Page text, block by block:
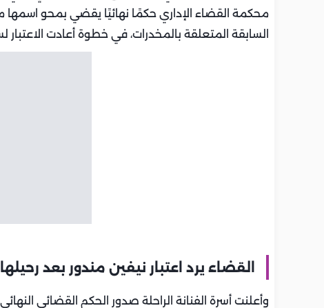
محكمة القضاء الإداري حكمًا نهائيًا يقضي بمحو اسمها
السابقة المتعلقة بالمخدرات، في خطوة أعادت الاعتبار
القضاء يرد اعتبار نيفين مندور بعد
وأعلنت أسرة الفنانة الراحلة صدور الحكم القضائي